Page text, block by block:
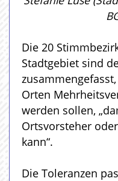
Die 20
Stadtgebiet sind
Orten
werden sollen,
Ortsvorsteher
kann“.
Die Toleranzen